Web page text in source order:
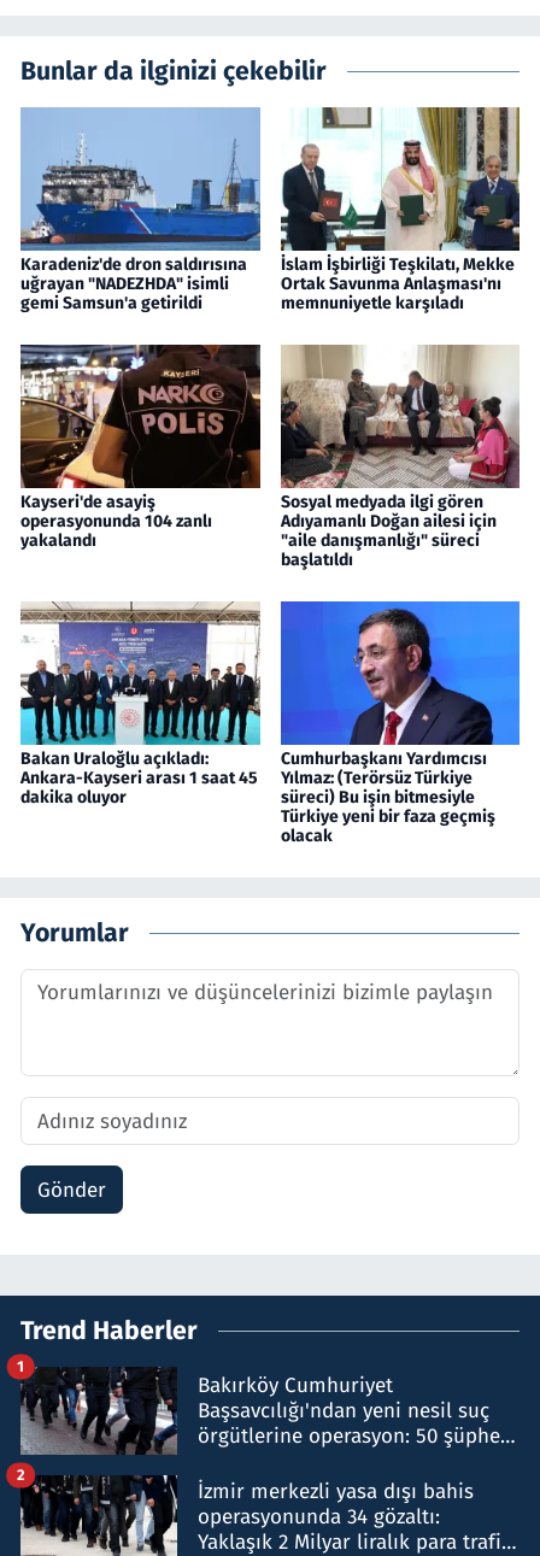
Bunlar da ilginizi çekebilir
Karadeniz'de dron saldırısına
uğrayan "NADEZHDA" isimli
gemi Samsun'a getirildi
İslam İşbirliği Teşkilatı, Mekke
Ortak Savunma Anlaşması'nı
memnuniyetle karşıladı
Kayseri'de asayiş
operasyonunda 104 zanlı
yakalandı
Sosyal medyada ilgi gören
Adıyamanlı Doğan ailesi için
"aile danışmanlığı" süreci
başlatıldı
Bakan Uraloğlu açıkladı:
Ankara-Kayseri arası 1 saat 45
dakika oluyor
Cumhurbaşkanı Yardımcısı
Yılmaz: (Terörsüz Türkiye
süreci) Bu işin bitmesiyle
Türkiye yeni bir faza geçmiş
olacak
Yorumlar
Gönder
Trend Haberler
Bakırköy Cumhuriyet
Başsavcılığı'ndan yeni nesil suç
örgütlerine operasyon: 50 şüpheli
1
İzmir merkezli yasa dışı bahis
operasyonunda 34 gözaltı:
Yaklaşık 2 Milyar liralık para trafiği
2